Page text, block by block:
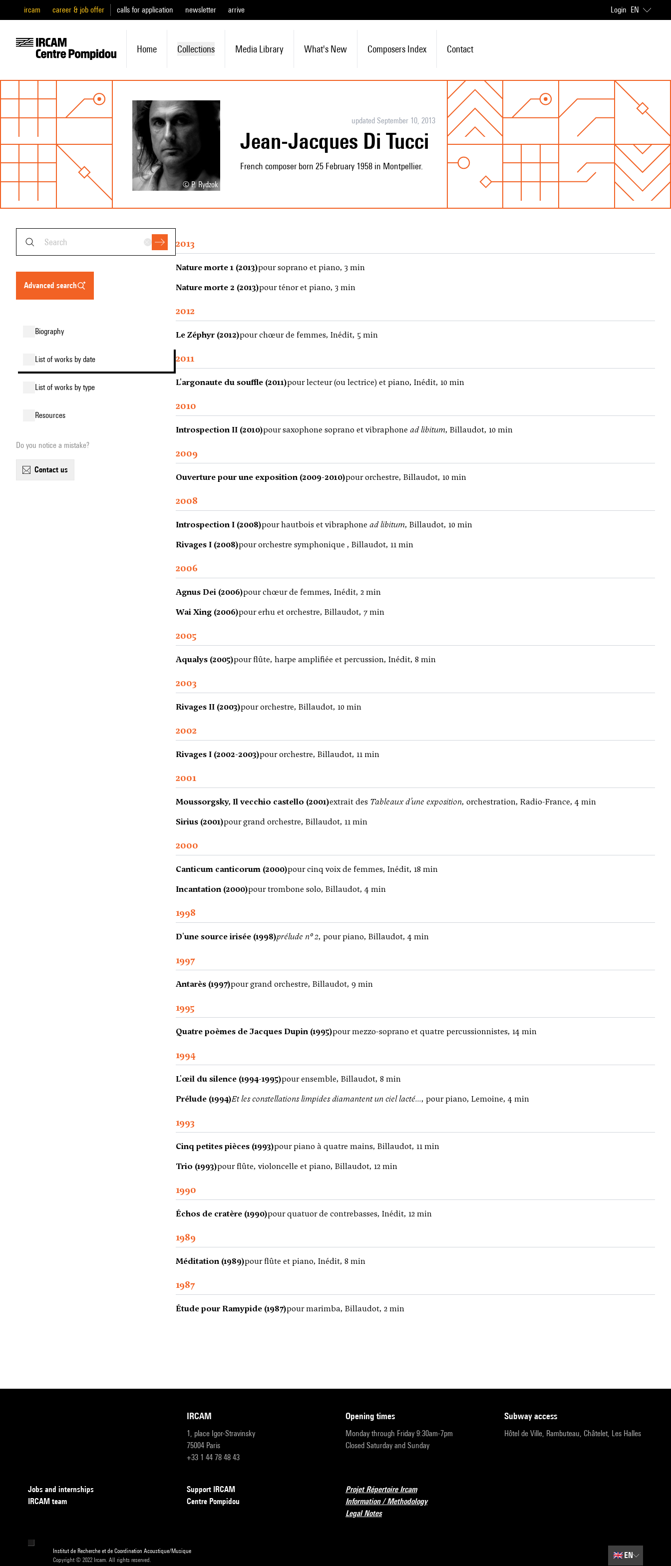
ircam career & job offer calls for application newsletter arrive Login EN
Home Collections Media Library What's New Composers Index Contact
© P. Rydzok
updated September 10, 2013
Jean-Jacques Di Tucci
French composer born 25 February 1958 in Montpellier.
advanced search
biography
list of works by date
list of works by type
resources
Do you notice a mistake?
contact us
2013
Nature morte 1 (2013)pour soprano et piano, 3 min
Nature morte 2 (2013)pour ténor et piano, 3 min
2012
Le Zéphyr (2012)pour chœur de femmes, Inédit, 5 min
2011
L'argonaute du souffle (2011)pour lecteur (ou lectrice) et piano, Inédit, 10 min
2010
Introspection II (2010)pour saxophone soprano et vibraphone ad libitum, Billaudot, 10 min
2009
Ouverture pour une exposition (2009-2010)pour orchestre, Billaudot, 10 min
2008
Introspection I (2008)pour hautbois et vibraphone ad libitum, Billaudot, 10 min
Rivages I (2008)pour orchestre symphonique , Billaudot, 11 min
2006
Agnus Dei (2006)pour chœur de femmes, Inédit, 2 min
Wai Xing (2006)pour erhu et orchestre, Billaudot, 7 min
2005
Aqualys (2005)pour flûte, harpe amplifiée et percussion, Inédit, 8 min
2003
Rivages II (2003)pour orchestre, Billaudot, 10 min
2002
Rivages I (2002-2003)pour orchestre, Billaudot, 11 min
2001
Moussorgsky, Il vecchio castello (2001)extrait des Tableaux d’une exposition, orchestration, Radio-France, 4 min
Sirius (2001)pour grand orchestre, Billaudot, 11 min
2000
Canticum canticorum (2000)pour cinq voix de femmes, Inédit, 18 min
Incantation (2000)pour trombone solo, Billaudot, 4 min
1998
D'une source irisée (1998)prélude n° 2, pour piano, Billaudot, 4 min
1997
Antarès (1997)pour grand orchestre, Billaudot, 9 min
1995
Quatre poèmes de Jacques Dupin (1995)pour mezzo-soprano et quatre percussionnistes, 14 min
1994
L'œil du silence (1994-1995)pour ensemble, Billaudot, 8 min
Prélude (1994)Et les constellations limpides diamantent un ciel lacté..., pour piano, Lemoine, 4 min
1993
Cinq petites pièces (1993)pour piano à quatre mains, Billaudot, 11 min
Trio (1993)pour flûte, violoncelle et piano, Billaudot, 12 min
1990
Échos de cratère (1990)pour quatuor de contrebasses, Inédit, 12 min
1989
Méditation (1989)pour flûte et piano, Inédit, 8 min
1987
Étude pour Ramypide (1987)pour marimba, Billaudot, 2 min
IRCAM
1, place Igor-Stravinsky
75004 Paris
+33 1 44 78 48 43
opening times
Monday through Friday 9:30am-7pm
Closed Saturday and Sunday
subway access
Hôtel de Ville, Rambuteau, Châtelet, Les Halles
Jobs and internships
IRCAM team
Support IRCAM
Centre Pompidou
Projet Répertoire Ircam
Information / Methodology
Legal Notes
Institut de Recherche et de Coordination Acoustique/Musique
Copyright © 2022 Ircam. All rights reserved.
🇬🇧EN